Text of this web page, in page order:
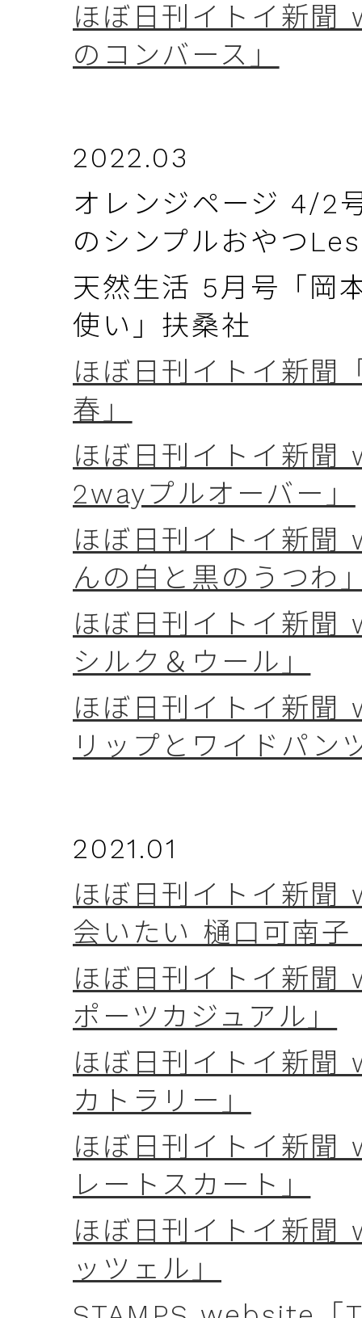
ほぼ日刊イトイ新
のコンバース」
2022.03
オレンジページ 4/2
のシンプルおやつ
天然生活 5月号「岡
使い」扶桑社
ほぼ日刊イトイ新聞
春」
ほぼ日刊イトイ新聞
2wayプルオーバー」
ほぼ日刊イトイ新聞
んの白と黒のうつわ
ほぼ日刊イトイ新聞
シルク＆ウール」
ほぼ日刊イトイ新聞
リップとワイドパン
2021.01
ほぼ日刊イトイ新聞
会いたい 樋口可南
ほぼ日刊イトイ新聞
ポーツカジュアル」
ほぼ日刊イトイ新聞
カトラリー」
ほぼ日刊イトイ新
レートスカート」
ほぼ日刊イトイ新聞
ッツェル」